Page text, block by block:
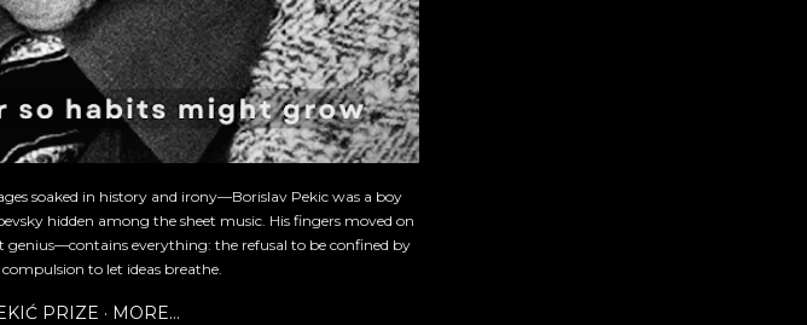
soaked in history and irony—Borislav Pekic was a boy
hidden among the sheet music. His fingers moved on
everything: the refusal to be confined by
to let ideas breathe.
PRIZE MORE…